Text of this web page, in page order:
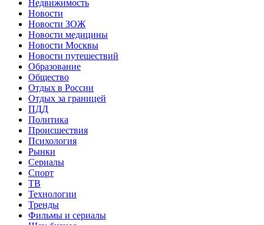
Недвижимость
Новости
Новости ЗОЖ
Новости медицины
Новости Москвы
Новости путешествий
Образование
Общество
Отдых в России
Отдых за границей
ПДД
Политика
Происшествия
Психология
Рынки
Сериалы
Спорт
ТВ
Технологии
Тренды
Фильмы и сериалы